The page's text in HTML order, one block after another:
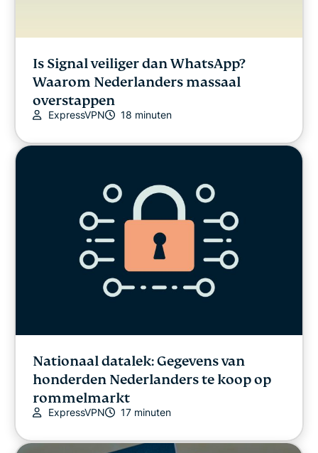
Is Signal veiliger dan WhatsApp?
Waarom Nederlanders massaal
overstappen
ExpressVPN 18 minuten
Nationaal datalek: Gegevens van
honderden Nederlanders te koop op
rommelmarkt
ExpressVPN 17 minuten